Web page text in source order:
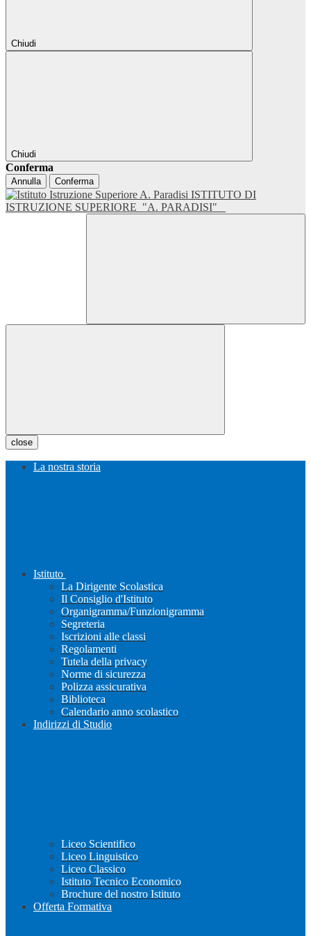
Chiudi
Chiudi
Conferma
Annulla Conferma
ISTITUTO DI
ISTRUZIONE SUPERIORE "A. PARADISI"
close
La nostra storia
Istituto
La Dirigente Scolastica
Il Consiglio d'Istituto
Organigramma/Funzionigramma
Segreteria
Iscrizioni alle classi
Regolamenti
Tutela della privacy
Norme di sicurezza
Polizza assicurativa
Biblioteca
Calendario anno scolastico
Indirizzi di Studio
Liceo Scientifico
Liceo Linguistico
Liceo Classico
Istituto Tecnico Economico
Brochure del nostro Istituto
Offerta Formativa